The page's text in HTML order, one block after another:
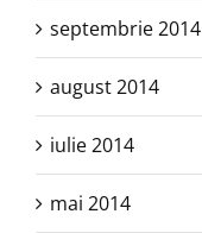
septembrie 2014
august 2014
iulie 2014
mai 2014